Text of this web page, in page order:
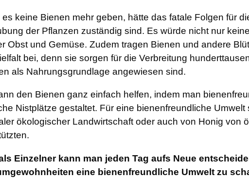
es keine Bienen mehr geben, hätte das fatale Folgen für
der Pflanzen zuständig sind. Es würde nicht nur
Obst und Gemüse. Zudem tragen Bienen und andere
bei, denn sie sorgen für die Verbreitung
als Nahrungsgrundlage angewiesen sind.
den Bienen ganz einfach helfen, indem man
Nistplätze gestaltet. Für eine bienenfreundliche
ökologischer Landwirtschaft oder auch von Honig von
Einzelner kann man jeden Tag aufs Neue
eine bienenfreundliche Umwelt zu